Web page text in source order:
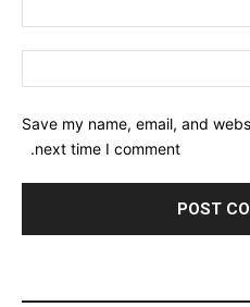
Save my name, email, and
next time I comment.